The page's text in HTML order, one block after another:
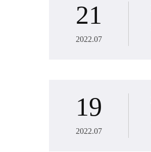
21
2022.07
19
2022.07